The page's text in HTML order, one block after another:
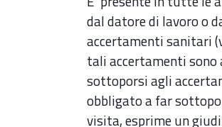
dal datore di lavoro o
accertamenti sanitari
tali accertamenti sono
sottoporsi agli
obbligato a far
visita, esprime un